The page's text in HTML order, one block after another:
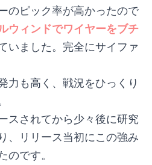
のピック率が高かったので
ウィンドでワイヤーをブチ
いました。完全にサイファ
力も高く、戦況をひっくり
スされてから少々後に研究
、リリース当初にこの強み
です。